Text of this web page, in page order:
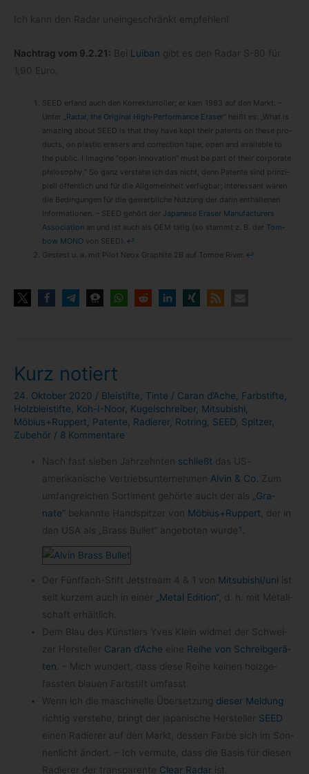
Ich kann den Radar unein­ge­schränkt empfehlen!
Nach­trag vom 9.2.21: Bei Lui­ban gibt es den Radar S-​80 für
1,90 Euro.
SEED erfand auch den Kor­rek­tur­rol­ler; er kam 1983 auf den Markt. –
Unter
„Radar, the Ori­gi­nal High-​Performance Era­ser“ heißt es: „What is
ama­zing about SEED is that they have kept their patents on these pro­
ducts, on pla­s­tic era­sers and cor­rec­tion tape, open and available to
the public. I ima­gine “open inno­va­tion” must be part of their cor­po­rate
phi­lo­so­phy.“ So ganz ver­stehe ich das nicht, denn Patente sind prin­zi­
pi­ell öffent­lich und für die All­ge­mein­heit ver­füg­bar; inter­es­sant wären
die Bedin­gun­gen für die gewerb­li­che Nut­zung der darin ent­hal­te­nen
Infor­ma­tio­nen. – SEED gehört der Japa­nese Era­ser Manu­fac­tu­r­ers
Asso­cia­tion an und ist auch als OEM tätig (so stammt z. B. der Tom­
bow MONO von SEED).
↩
Ges­test u. a. mit Pilot Neox Gra­phite 2B auf Tomoe River. ↩
Kurz notiert
24. Oktober 2020 / Bleistifte Tinte / Caran d’Ache Farbstifte
Holzbleistifte
Koh-I-Noor Kugelschreiber Mitsubishi
Möbius+Ruppert
Patente Radierer Rotring SEED Spitzer
Zubehör / 8 Kommentare
Nach fast sie­ben Jahr­zehn­ten schließt das US-​
amerikanische Ver­triebs­un­ter­neh­menAlvin & Co. Zum
umfang­rei­chen Sor­ti­ment gehörte auch der als „Gra­
nate“ bekannte Hand­spit­zer von Möbius+Ruppert , der in
den USA als „Brass Bul­let“ ange­bo­ten wurde 1
Der Fünffach-​Stift Jet­stream 4 & 1 von Mitsubishi/​uni ist
seit kur­zem auch in einer „Metal Edi­tion“, d. h. mit Metall­
schaft erhältlich.
Dem Blau des Künst­lers Yves Klein wid­met der Schwei­
zer Her­stel­ler Caran d’Ache eine Reihe von Schreib­ge­rä­
ten . – Mich wun­dert, dass diese Reihe kei­nen holz­ge­
fass­ten blauen Farb­stift umfasst.
Wenn ich die maschi­nelle Über­set­zung die­ser Mel­dung
rich­tig ver­stehe, bringt der japa­ni­sche Her­stel­ler SEED
einen Radie­rer auf den Markt, des­sen Farbe sich im Son­
nen­licht ändert. – Ich ver­mute, dass die Basis für die­sen
Radie­rer der trans­pa­rente Clear Radar ist.